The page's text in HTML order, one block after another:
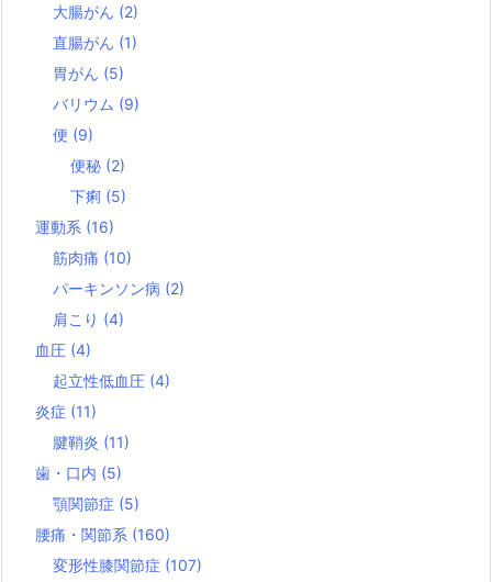
大腸がん (2)
直腸がん (1)
胃がん (5)
バリウム (9)
便 (9)
便秘 (2)
下痢 (5)
運動系 (16)
筋肉痛 (10)
パーキンソン病 (2)
肩こり (4)
血圧 (4)
起立性低血圧 (4)
炎症 (11)
腱鞘炎 (11)
歯・口内 (5)
顎関節症 (5)
腰痛・関節系 (160)
変形性膝関節症 (107)